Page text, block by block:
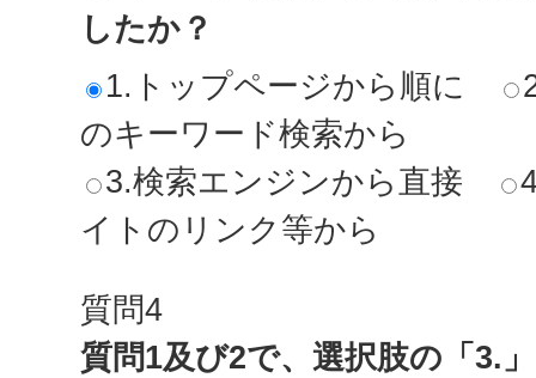
したか？
1.トップページから順に
のキーワード検索から
3.検索エンジンから直接
イトのリンク等から
質問4
質問1及び2で、選択肢の「3.